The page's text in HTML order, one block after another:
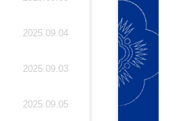
2025.09.04
2025.09.03
2025.09.05